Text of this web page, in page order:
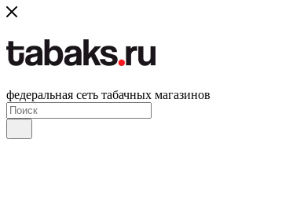
федеральная сеть табачных магазинов